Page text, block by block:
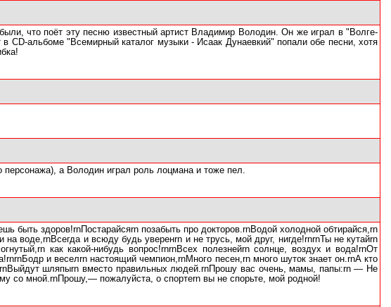
что поёт эту песню известный артист Владимир Володин. Он же играл в "Волге-
CD-альбоме "Всемирный каталог музыки - Исаак Дунаевкий" попали обе песни, хотя
а Володин играл роль лоцмана и тоже пел.
быть здоров!rnПостарайсяrn позабыть про докторов.rnВодой холодной обтирайся,rn
воде,rnВсегда и всюду будь уверенrn и не трусь, мой друг, нигде!rnrnТы не кутайrn
как какой-нибудь вопрос!rnrnВсех полезнейrn солнце, воздух и вода!rnОт
и веселrn настоящий чемпион,rnМного песен,rn много шуток знает он.rnА кто
шляпыrn вместо правильных людей.rnПрошу вас очень, мамы, папы:rn — Не
со мной.rnПрошу,— пожалуйста, о спортеrn вы не спорьте, мой родной!